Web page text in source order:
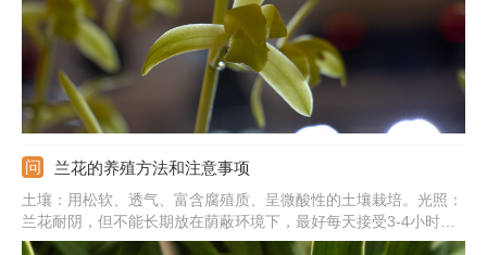
兰花的养殖方法和注意事项
土壤：用松软、透气、富含腐殖质、呈微酸性的土壤栽培。光照：
兰花耐阴，但不能长期放在荫蔽环境下，最好每天接受3-4小时的
散光。肥水：生长季勤浇水，保证土壤微湿，还要勤施薄肥，用稀